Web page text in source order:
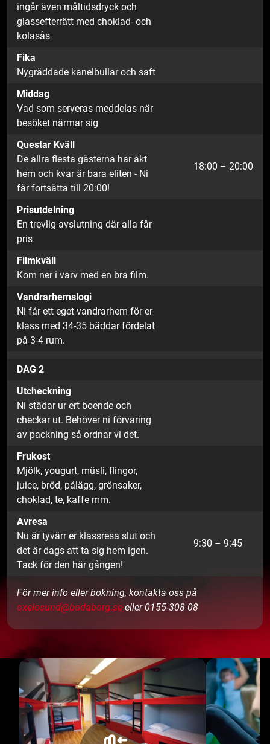
ingår även måltidsdryck och
glassefterrätt med choklad- och
kolasås
Fika
Nygräddade kanelbullar och saft
Middag
Vad som serveras meddelas när
besöket närmar sig
Questar Kväll
De allra flesta gästerna har åkt
hem och kvar är bara eliten - Ni
får fortsätta till 20:00!
18:00 – 20:00
Prisutdelning
En trevlig avslutning där alla får
pris
Filmkväll
Kom ner i varv med en bra film.
Vandrarhemslogi
Ni får ett eget vandrarhem för er
klass med 34-35 bäddar fördelat
på 3-4 rum.
DAG 2
Utcheckning
Ni städar ur ert boende och
checkar ut. Behöver ni förvaring
av packning så ordnar vi det.
Frukost
Mjölk, yougurt, müsli, flingor,
juice, bröd, pålägg, grönsaker,
choklad, te, kaffe mm.
Avresa
Nu är tyvärr er klassresa slut och
det är dags att ta sig hem igen.
Tack för den här gången!
9:30 – 9:45
För mer info eller bokning, kontakta oss på
oxelosund@bodaborg.se eller 0155-308 08